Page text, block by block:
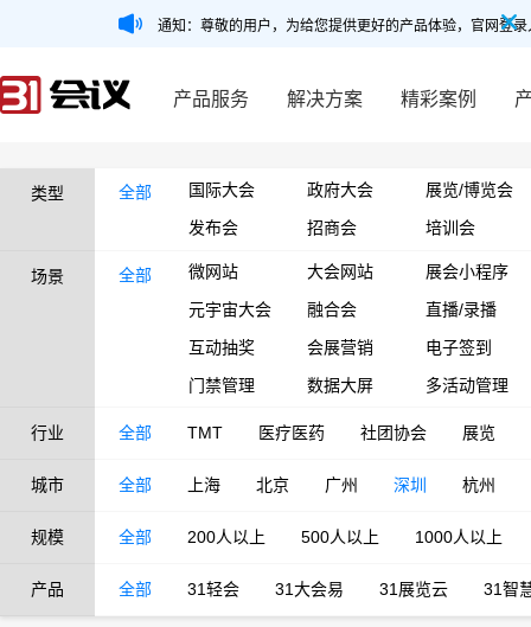
通知：尊敬的用户，为给您提供更好的产品体验，官网登
产品服务 解决方案 精彩案例
类型 全部 国际大会 政府大会
展览/博览会
发布会
招商会 培训会
场景 全部 微网站 大会网站
展会小程序
元宇宙大会
融合会
直播/录播
互动抽奖
会展营销
电子签到
门禁管理
数据大屏 多活动管理
行业 全部 TMT 医疗医药 社团协会 展览
城市 全部 上海 北京 广州 深圳 杭州
规模 全部 200人以上 500人以上 1000人以上
产品 全部 31轻会 31大会易 31展览云 31智